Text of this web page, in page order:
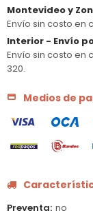
Montevideo y
Envío sin costo en
Interior - Envío
Envío sin costo en
320.
Medios de
Preventa no